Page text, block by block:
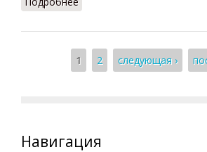
Страницы
1 2 следующая ›
Навигация